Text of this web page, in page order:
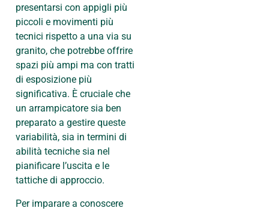
presentarsi con appigli più
piccoli e movimenti più
tecnici rispetto a una via su
granito, che potrebbe offrire
spazi più ampi ma con tratti
di esposizione più
significativa. È cruciale che
un arrampicatore sia ben
preparato a gestire queste
variabilità, sia in termini di
abilità tecniche sia nel
pianificare l’uscita e le
tattiche di approccio.
Per imparare a conoscere